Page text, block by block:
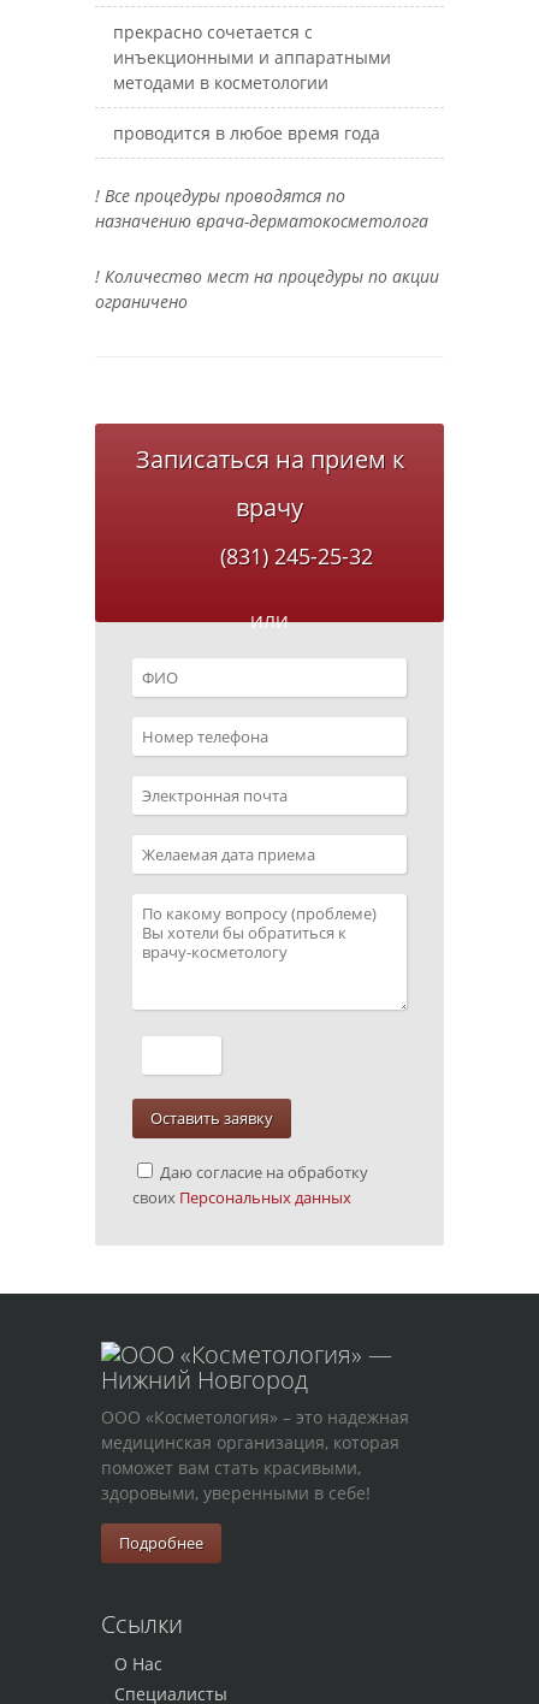
прекрасно сочетается с
инъекционными и аппаратными
методами в косметологии
проводится в любое время года
! Все процедуры проводятся по
назначению врача-дерматокосметолога
! Количество мест на процедуры по акции
ограничено
Записаться на прием к
врачу
(831) 245-25-32
ИЛИ
Даю согласие на обработку
своих Персональных данных
ООО «Косметология» – это надежная
медицинская организация, которая
поможет вам стать красивыми,
здоровыми, уверенными в себе!
Подробнее
Ссылки
О Нас
Специалисты